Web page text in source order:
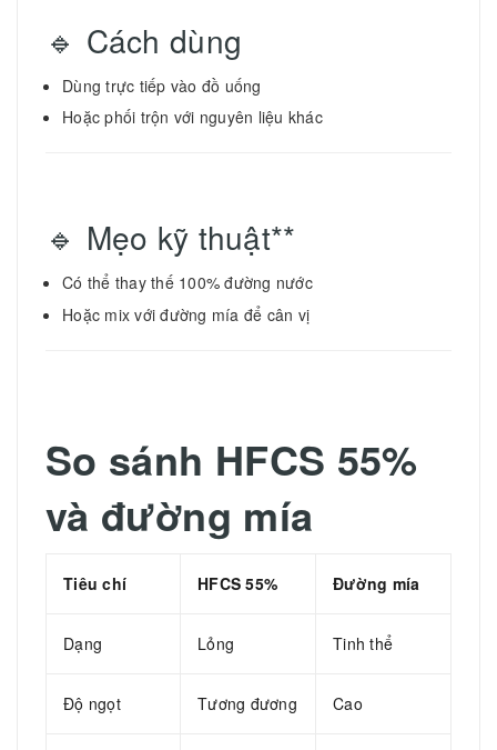
🔹 Cách dùng
Dùng trực tiếp vào đồ uống
Hoặc phối trộn với nguyên liệu khác
🔹 Mẹo kỹ thuật**
Có thể thay thế 100% đường nước
Hoặc mix với đường mía để cân vị
So sánh HFCS 55%
và đường mía
Tiêu chí HFCS 55% Đường mía
Dạng Lỏng Tinh thể
Độ ngọt Tương đương Cao